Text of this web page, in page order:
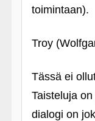
toimintaan).
Troy
Tässä ei
Taisteluja
dialogi on